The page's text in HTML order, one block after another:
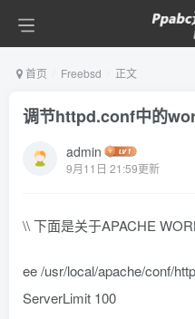
首页 Freebsd 正文
调节httpd.conf中的
admin
9月11日 21:59更新
\\ 下面是关于APACHE
ee /usr/local/apache/conf/
ServerLimit 100